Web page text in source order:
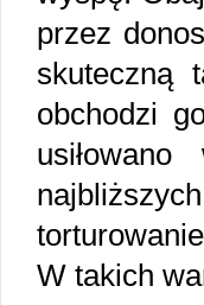
przez
skuteczną
obchodzi
W takich